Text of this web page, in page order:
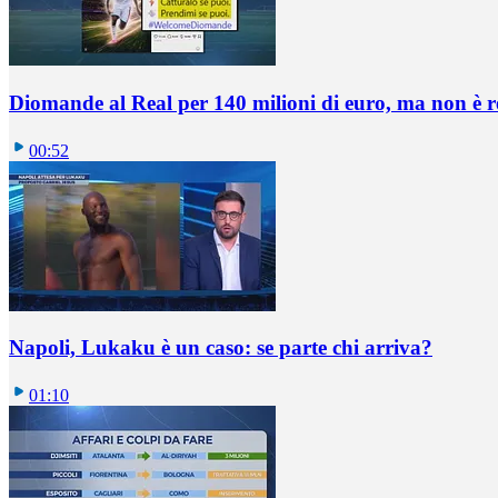
Diomande al Real per 140 milioni di euro, ma non è
00:52
Napoli, Lukaku è un caso: se parte chi arriva?
01:10